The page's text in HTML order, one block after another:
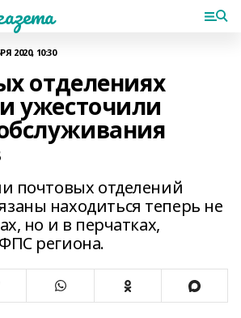
2020, 10:30
отделениях
ужесточили
почтовых отделений
находиться теперь не
но и в перчатках,
региона.